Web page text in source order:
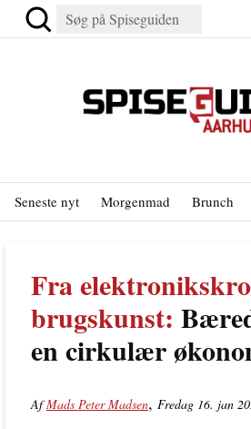
Seneste nyt Morgenmad Brunch
Fra
brugskunst:
en cirkulær
AfMads Peter Madsen, Fredag 16. jan